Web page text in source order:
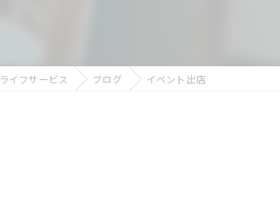
イフサービス ブログ イベント出店